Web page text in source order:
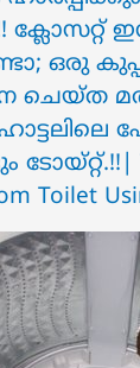
ക്ലോസറ്റ്
ഒരു
ചെയ്ത
ടോയ്റ്റ്.!!|
Toilet